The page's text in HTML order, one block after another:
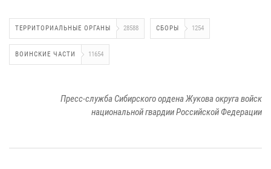
ТЕРРИТОРИАЛЬНЫЕ ОРГАНЫ 28588 СБОРЫ 1254
ВОИНСКИЕ ЧАСТИ 11654
Пресс-служба Сибирского ордена Жукова округа войск
национальной гвардии Российской Федерации